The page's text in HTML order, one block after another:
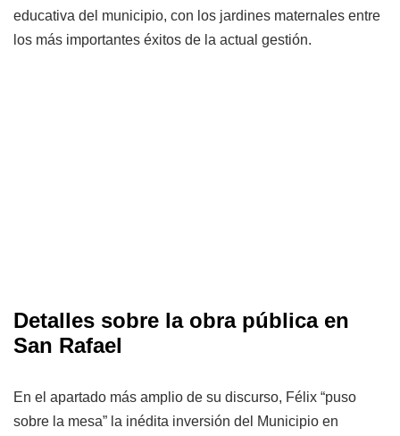
educativa del municipio, con los jardines maternales entre
los más importantes éxitos de la actual gestión.
Detalles sobre la obra pública en
San Rafael
En el apartado más amplio de su discurso, Félix “puso
sobre la mesa” la inédita inversión del Municipio en